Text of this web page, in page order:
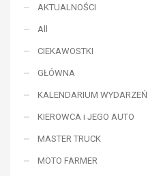
AKTUALNOŚCI
All
CIEKAWOSTKI
GŁÓWNA
KALENDARIUM WYDARZEŃ
KIEROWCA i JEGO AUTO
MASTER TRUCK
MOTO FARMER